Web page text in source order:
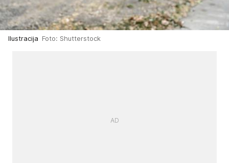
Ilustracija Foto: Shutterstock